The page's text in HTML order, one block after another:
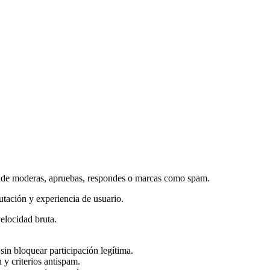
apruebas, respondes o marcas como spam.
y experiencia de usuario.
bruta.
bloquear participación legítima.
criterios antispam.